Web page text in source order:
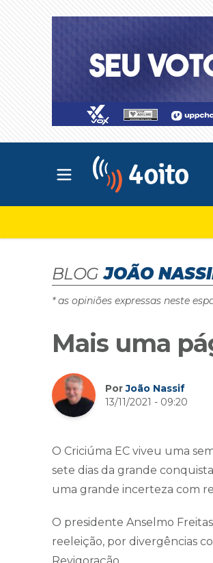
Abrir menu principal
BLOG JOÃO
* as opiniões expressas neste
Mais uma
PorJoão Nassif
13/11/2021 - 09:20
O Criciúma EC viveu uma
sete dias da grande
uma grande incerteza com
O presidente Anselmo
reeleição, por divergências